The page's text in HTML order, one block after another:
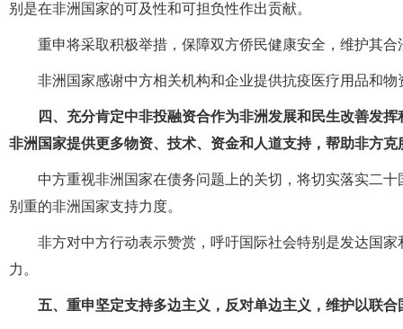
别是在非洲国家的可及性和可担负性作出贡献。
重申将采取积极举措，保障双方侨民健康安全，维护其
非洲国家感谢中方相关机构和企业提供抗疫医疗用品和物
四、充分肯定中非投融资合作为非洲发展和民生改善发
非洲国家提供更多物资、技术、资金和人道支持，帮助非方
中方重视非洲国家在债务问题上的关切，将切实落实二
别重的非洲国家支持力度。
非方对中方行动表示赞赏，呼吁国际社会特别是发达国
力。
五、重申坚定支持多边主义，反对单边主义，维护以联